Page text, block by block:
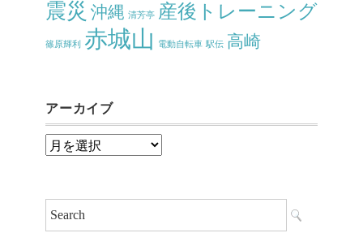
震災 沖縄 清芳亭 産後トレーニング
篠原輝利 赤城山 電動自転車 駅伝 高崎
アーカイブ
ア
イ